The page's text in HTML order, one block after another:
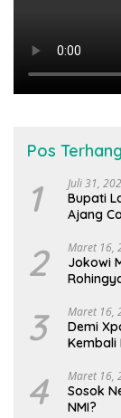
Pos
1 Juli 31,
Bupati
Ajang
2 Maret 16,
Jokowi
3 Maret 16,
Demi
Kembali
4 Maret 16,
Sosok
NMI?